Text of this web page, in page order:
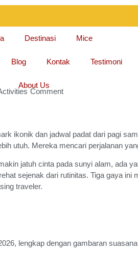
Destinasi Mice
Blog Kontak Testimoni
About Us
Comment
ikonik dan jadwal padat dari pagi
utuh. Mereka mencari perjalanan
jatuh cinta pada sunyi alam, ada
sejenak dari rutinitas. Tiga gaya
traveler.
lengkap dengan gambaran